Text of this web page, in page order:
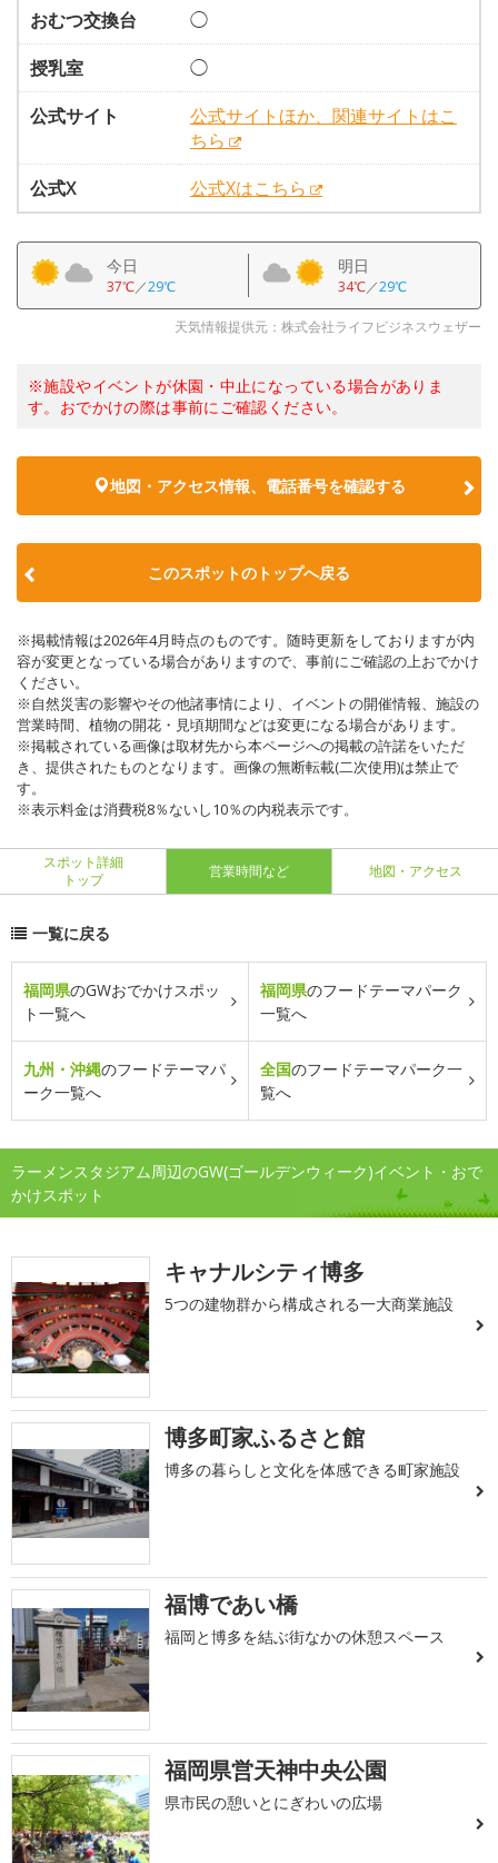
おむつ交換台
◯
授乳室
◯
公式サイト
公式サイトほか、関連サイトはこ
ちら
公式X
公式Xはこちら
今日
37℃／29℃
明日
34℃／29℃
天気情報提供元：株式会社ライフビジネスウェザー
※施設やイベントが休園・中止になっている場合がありま
す。おでかけの際は事前にご確認ください。
地図・アクセス情報、電話番号を確認する
このスポットのトップへ戻る
※掲載情報は2026年4月時点のものです。随時更新をしておりますが内
容が変更となっている場合がありますので、事前にご確認の上おでかけ
ください。
※自然災害の影響やその他諸事情により、イベントの開催情報、施設の
営業時間、植物の開花・見頃期間などは変更になる場合があります。
※掲載されている画像は取材先から本ページへの掲載の許諾をいただ
き、提供されたものとなります。画像の無断転載(二次使用)は禁止で
す。
※表示料金は消費税8％ないし10％の内税表示です。
スポット詳細
トップ
営業時間など 地図・アクセス
一覧に戻る
福岡県のGWおでかけスポッ
ト一覧へ
福岡県のフードテーマパーク
一覧へ
九州・沖縄のフードテーマパ
ーク一覧へ
全国のフードテーマパーク一
覧へ
ラーメンスタジアム周辺のGW(ゴールデンウィーク)イベント・おで
かけスポット
キャナルシティ博多
5つの建物群から構成される一大商業施設
博多町家ふるさと館
博多の暮らしと文化を体感できる町家施設
福博であい橋
福岡と博多を結ぶ街なかの休憩スペース
福岡県営天神中央公園
県市民の憩いとにぎわいの広場